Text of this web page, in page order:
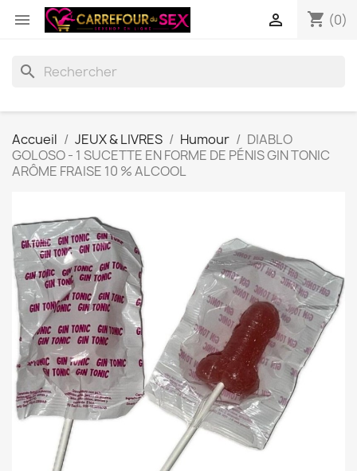
 shopping_cart (0)

search
Accueil JEUX & LIVRES Humour
DIABLO
GOLOSO - 1 SUCETTE EN FORME DE PÉNIS GIN TONIC
ARÔME FRAISE 10 % ALCOOL